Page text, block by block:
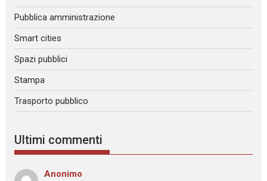
Pubblica amministrazione
Smart cities
Spazi pubblici
Stampa
Trasporto pubblico
Ultimi commenti
Anonimo